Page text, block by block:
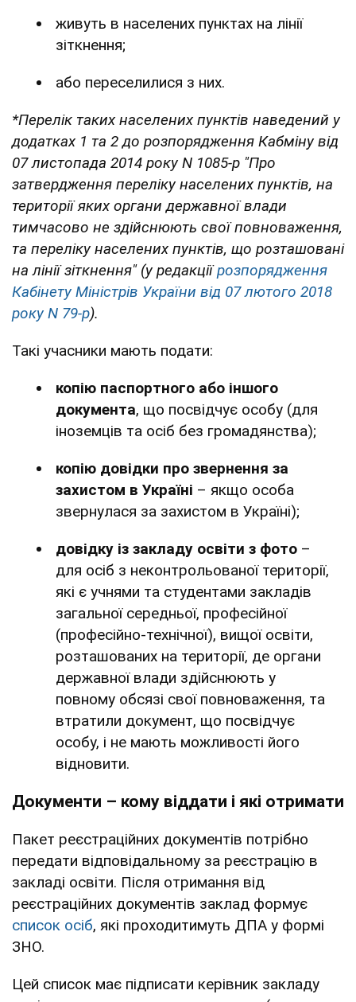
живуть в населених пунктах на лінії
зіткнення;
або переселилися з них.
*Перелік таких населених пунктів наведений у
додатках 1 та 2 до розпорядження Кабміну від
07 листопада 2014 року N 1085-р "Про
затвердження переліку населених пунктів, на
території яких органи державної влади
тимчасово не здійснюють свої повноваження,
та переліку населених пунктів, що розташовані
на лінії зіткнення" (у редакціїрозпорядження
Кабінету Міністрів України від 07 лютого 2018
року N 79-р).
Такі учасники мають подати:
копію паспортного або іншого
документа, що посвідчує особу (для
іноземців та осіб без громадянства);
копію довідки про звернення за
захистом в Україні – якщо особа
звернулася за захистом в Україні);
довідку із закладу освіти з фото –
для осіб з неконтрольованої території,
які є учнями та студентами закладів
загальної середньої, професійної
(професійно-технічної), вищої освіти,
розташованих на території, де органи
державної влади здійснюють у
повному обсязі свої повноваження, та
втратили документ, що посвідчує
особу, і не мають можливості його
відновити.
Документи – кому віддати і які отримати
Пакет реєстраційних документів потрібно
передати відповідальному за реєстрацію в
закладі освіти. Після отримання від
реєстраційних документів заклад формує
список осіб, які проходитимуть ДПА у формі
ЗНО.
Цей список має підписати керівник закладу